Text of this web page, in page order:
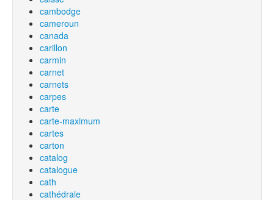
cambodge
cameroun
canada
carillon
carmin
carnet
carnets
carpes
carte
carte-maximum
cartes
carton
catalog
catalogue
cath
cathédrale